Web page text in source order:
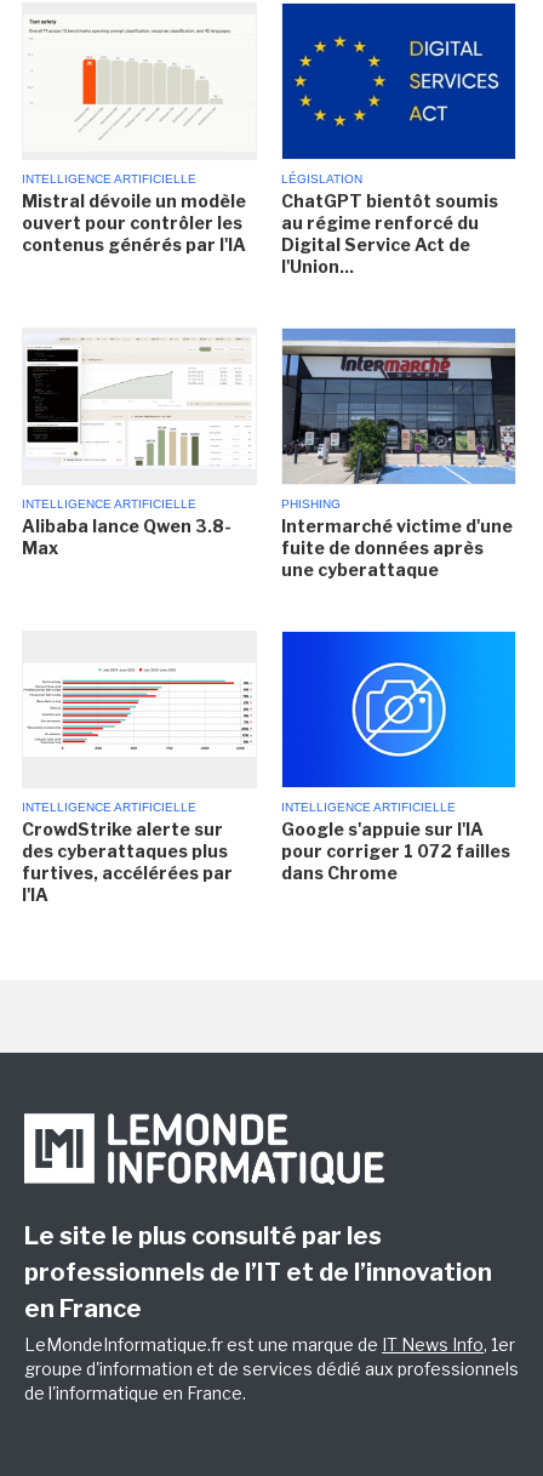
INTELLIGENCE ARTIFICIELLE
Mistral dévoile un modèle
ouvert pour contrôler les
contenus générés par l'IA
LÉGISLATION
ChatGPT bientôt soumis
au régime renforcé du
Digital Service Act de
l'Union...
INTELLIGENCE ARTIFICIELLE
Alibaba lance Qwen 3.8-
Max
PHISHING
Intermarché victime d'une
fuite de données après
une cyberattaque
INTELLIGENCE ARTIFICIELLE
CrowdStrike alerte sur
des cyberattaques plus
furtives, accélérées par
l'IA
INTELLIGENCE ARTIFICIELLE
Google s'appuie sur l'IA
pour corriger 1 072 failles
dans Chrome
Le site le plus consulté par les
professionnels de l’IT et de l’innovation
en France
LeMondeInformatique.fr est une marque de IT News Info, 1er
groupe d'information et de services dédié aux professionnels
de l'informatique en France.